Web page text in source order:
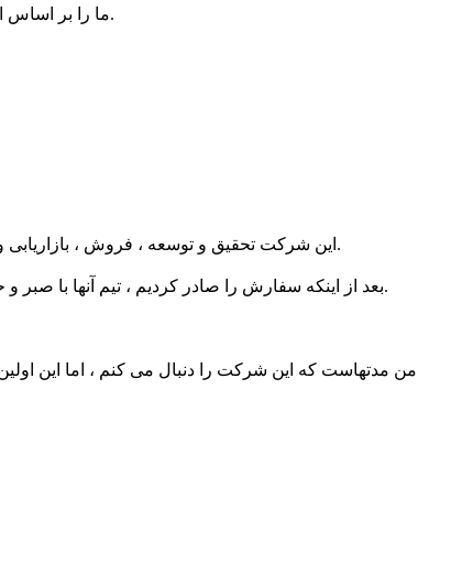
Shimastu باتری لیتیوم 24 ولت LifePO4 ما را بر اساس استانداردهای کیفیت بالا تولید می کند و اطمینان و ایمنی باتری لیتیوم 24 ولت ما را تضمین می کند.
این شرکت تحقیق و توسعه ، فروش ، بازاریابی و خدمات را ادغام می کند. همه کارمندان به موقع با ما ارتباط برقرار می کنند و در مورد تولید محصول بازخورد می دهند ، ما بسیار راحت هستیم.
بعد از اینکه سفارش را صادر کردیم ، تیم آنها با صبر و حوصله به سؤالات ما پاسخ داده و پیشرفت تولید را دنبال می کنند. پس از فروش و نگرش خدمات خوب آنها نیز شایسته یادگیری و مرجع ما است.
من مدتهاست که این شرکت را دنبال می کنم ، اما این